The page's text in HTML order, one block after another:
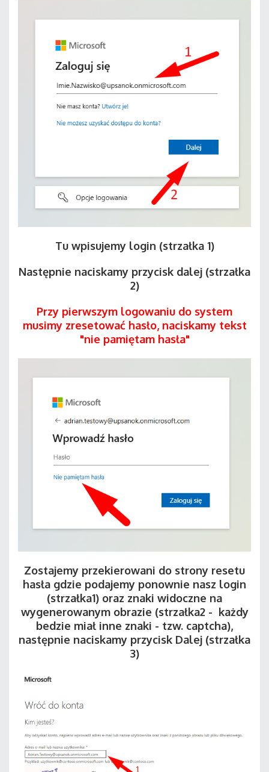
Tu wpisujemy login (strzałka 1)
Następnie naciskamy przycisk dalej (strzałka
2)
Przy pierwszym logowaniu do system
musimy zresetować hasło, naciskamy tekst
"nie pamiętam hasła"
Zostajemy przekierowani do strony resetu
hasła gdzie podajemy ponownie nasz login
(strzałka1) oraz znaki widoczne na
wygenerowanym obrazie (strzałka2 - każdy
bedzie miał inne znaki - tzw. captcha),
następnie naciskamy przycisk Dalej (strzałka
3)